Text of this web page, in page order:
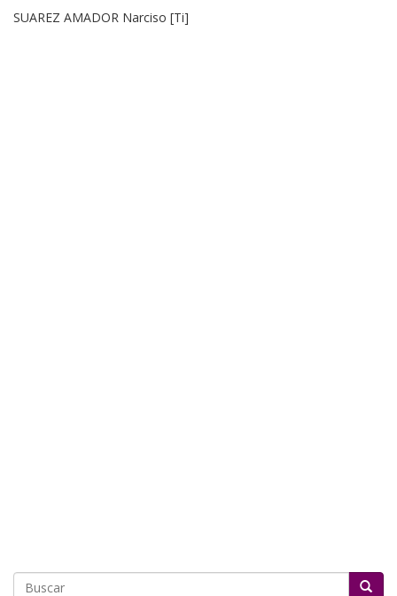
SUAREZ AMADOR Narciso [Ti]